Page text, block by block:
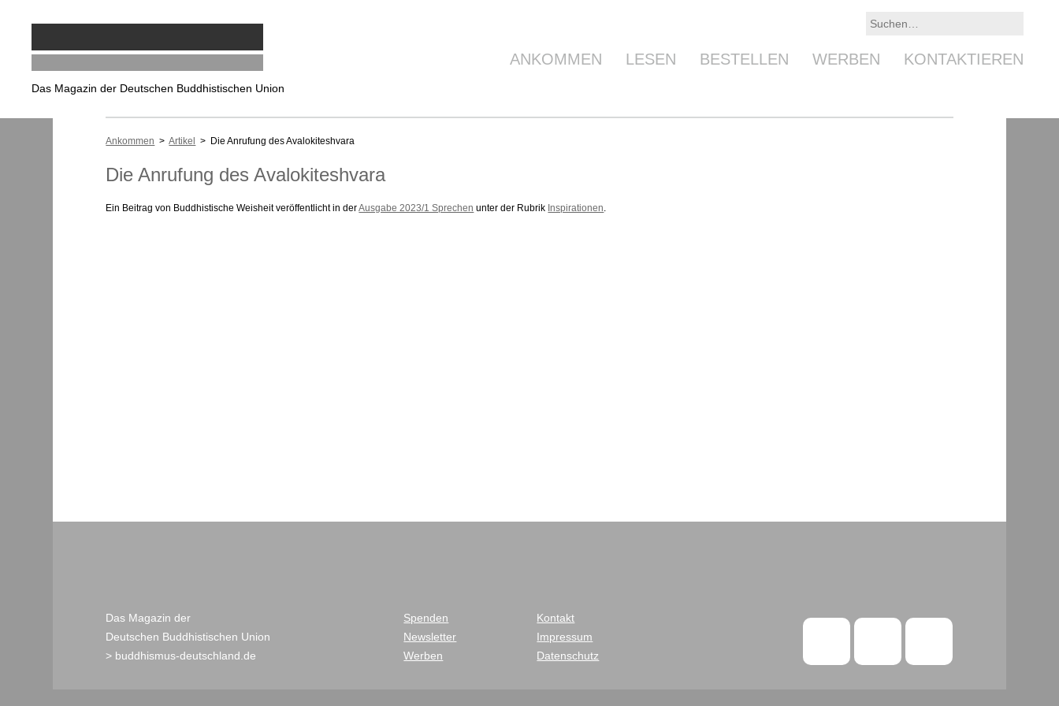
Das Magazin der Deutschen Buddhistischen Union
ANKOMMEN LESEN BESTELLEN WERBEN KONTAKTIEREN
Ankommen >Artikel > Die Anrufung des Avalokiteshvara
Die Anrufung des Avalokiteshvara
Ein Beitrag von Buddhistische Weisheit veröffentlicht in derAusgabe 2023/1 Sprechen unter der Rubrik Inspirationen.
Das Magazin der
Deutschen Buddhistischen Union
> buddhismus-deutschland.de
Spenden
Newsletter
Werben
Kontakt
Impressum
Datenschutz